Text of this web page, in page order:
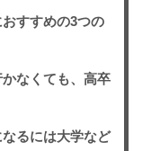
すすめの3つの
なくても、高卒
るには大学など